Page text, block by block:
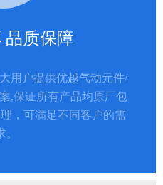
品质保障
用户提供优越气动元件/
,保证所有产品均原厂包
，可满足不同客户的需
。